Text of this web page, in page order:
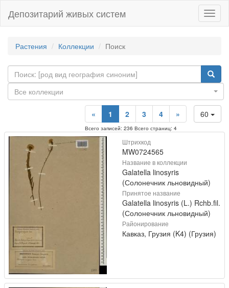
Депозитарий живых систем
Растения Коллекции Поиск
Все коллекции
60
« 1 2 3 4 »
Всего записей: 236 Всего страниц: 4
Штрихкод
MW0724565
Название в коллекции
Galatella linosyris
(Солонечник льновидный)
Принятое название
Galatella linosyris (L.) Rchb.fil.
(Солонечник льновидный)
Районирование
Кавказ, Грузия (K4) (Грузия)